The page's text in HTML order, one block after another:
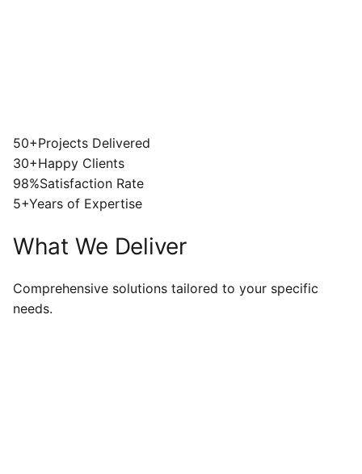
50+Projects Delivered
30+Happy Clients
98%Satisfaction Rate
5+Years of Expertise
What We Deliver
Comprehensive solutions tailored to your specific
needs.